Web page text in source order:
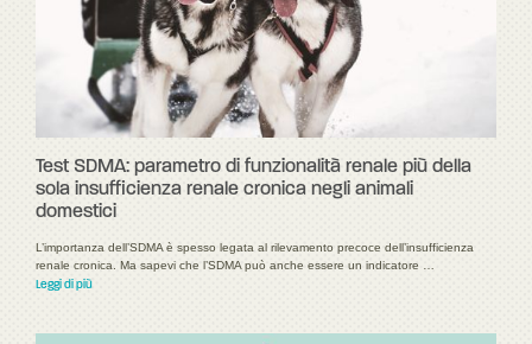
Test SDMA: parametro di funzionalità renale più della
sola insufficienza renale cronica negli animali
domestici
L’importanza dell’SDMA è spesso legata al rilevamento precoce dell’insufficienza
renale cronica. Ma sapevi che l’SDMA può anche essere un indicatore …
Leggi di più